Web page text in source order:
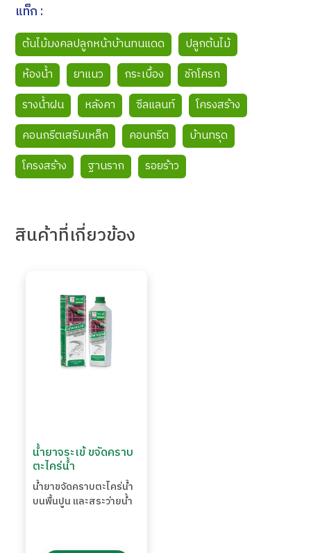
แท็ก :
ต้นไม้มงคลปลูกหน้าบ้านทนแดด
ปลูกต้นไม้
ห้องน้ำ
ยาแนว กระเบื้อง
ชักโครก
รางน้ำฝน
หลังคา ซีลแลนท์
โครงสร้าง
คอนกรีตเสริมเหล็ก
คอนกรีต
บ้านทรุด
โครงสร้าง
ฐานราก รอยร้าว
สินค้าที่เกี่ยวข้อง
น้ำยาจระเข้ ขจัดคราบ
ตะไคร่น้ำ
น้ำยาขจัดคราบตะไคร่น้ำ
บนพื้นปูน และสระว่ายน้ำ